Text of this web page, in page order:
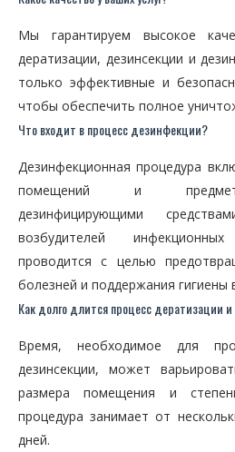
Мы гарантируем высокое
дератизации, дезинсекции и
только эффективные и
чтобы обеспечить полное
Что входит в процесс дезинфекции?
Дезинфекционная процедура
помещений и
дезинфицирующими
возбудителей
проводится с целью
болезней и поддержания гигиены
Как долго длится процесс дератизации
Время, необходимое для
дезинсекции, может
размера помещения и
процедура занимает от
дней.